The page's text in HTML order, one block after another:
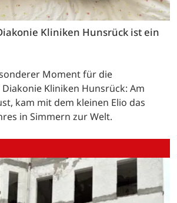
Kliniken Hunsrück ist ein
Moment für die
Kliniken Hunsrück: Am
kam mit dem kleinen Elio das
in Simmern zur Welt.